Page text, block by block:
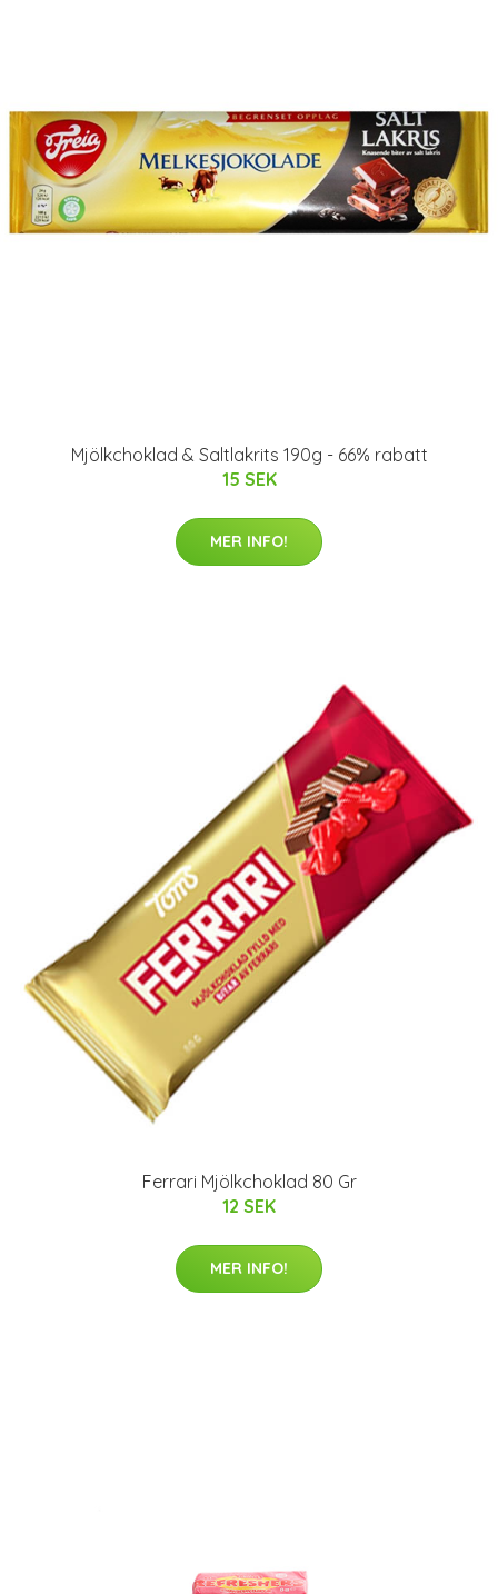
Mjölkchoklad & Saltlakrits 190g - 66% rabatt
15 SEK
MER INFO!
Ferrari Mjölkchoklad 80 Gr
12 SEK
MER INFO!